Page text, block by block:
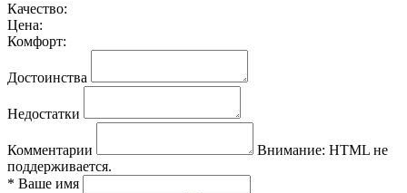
Качество:
Цена:
Комфорт:
Достоинства
Недостатки
Комментарии Внимание: HTML не
поддерживается.
* Ваше имя